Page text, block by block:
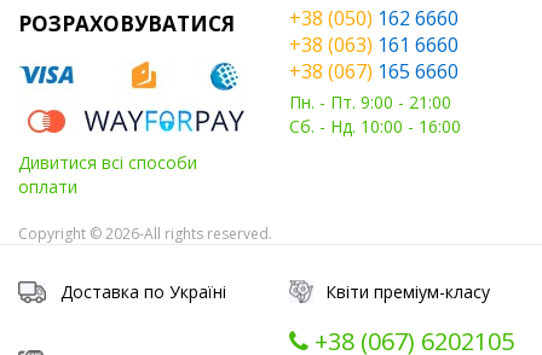
РОЗРАХОВУВАТИСЯ
Дивитися всі способи
оплати
+38 (050) 162 6660
+38 (063) 161 6660
+38 (067) 165 6660
Пн. - Пт. 9:00 - 21:00
Сб. - Нд. 10:00 - 16:00
Copyright © 2026-All rights reserved.
Доставка по Україні Квіти преміум-класу
+38 (067) ‎6202105